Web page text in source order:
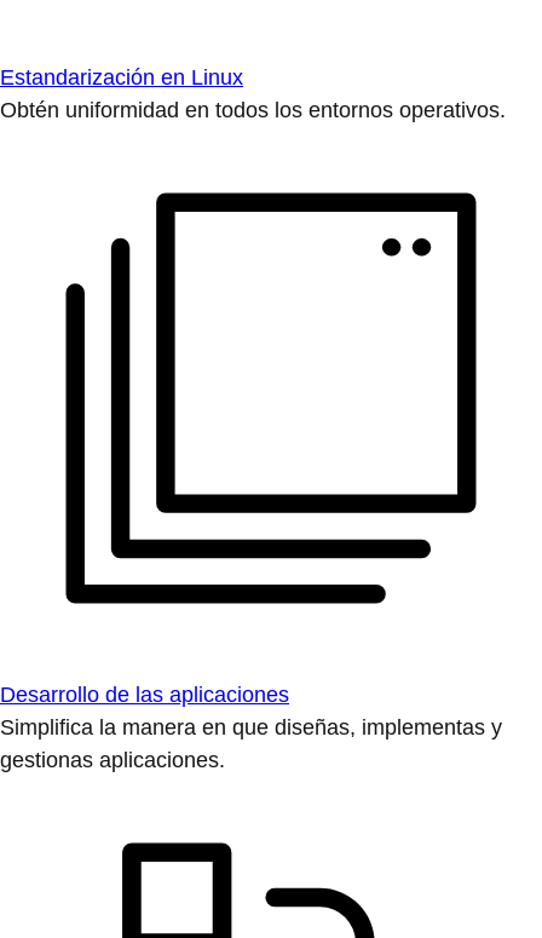
Estandarización en Linux
Obtén uniformidad en todos los entornos operativos.
Desarrollo de las aplicaciones
Simplifica la manera en que diseñas, implementas y
gestionas aplicaciones.